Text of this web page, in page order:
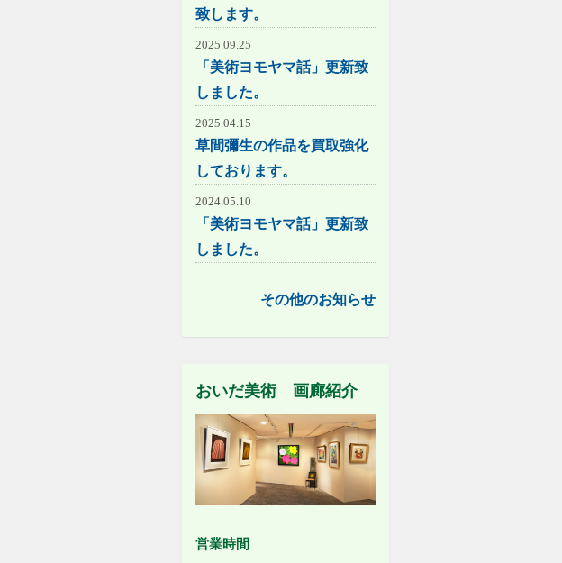
致します。
2025.09.25
「美術ヨモヤマ話」更新致
しました。
2025.04.15
草間彌生の作品を買取強化
しております。
2024.05.10
「美術ヨモヤマ話」更新致
しました。
その他のお知らせ
おいだ美術 画廊紹介
営業時間